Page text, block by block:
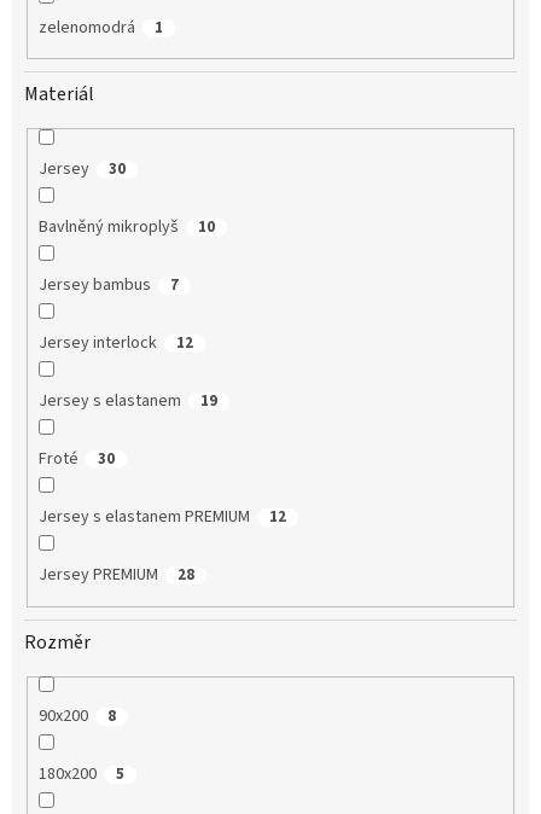
zelenomodrá 1
Materiál
Jersey 30
Bavlněný mikroplyš 10
Jersey bambus 7
Jersey interlock 12
Jersey s elastanem 19
Froté 30
Jersey s elastanem PREMIUM 12
Jersey PREMIUM 28
Rozměr
90x200 8
180x200 5